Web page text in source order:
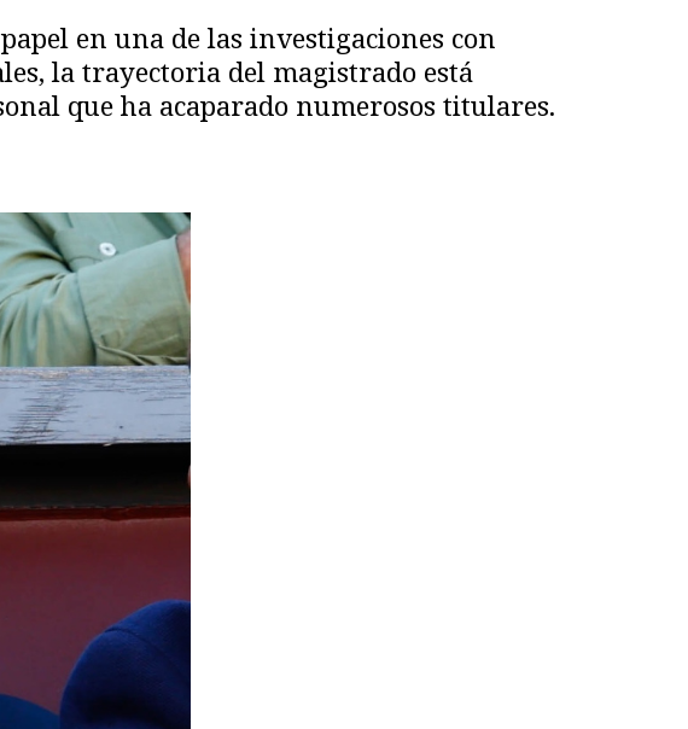
en una de las investigaciones con
la trayectoria del magistrado está
que ha acaparado numerosos titulares.